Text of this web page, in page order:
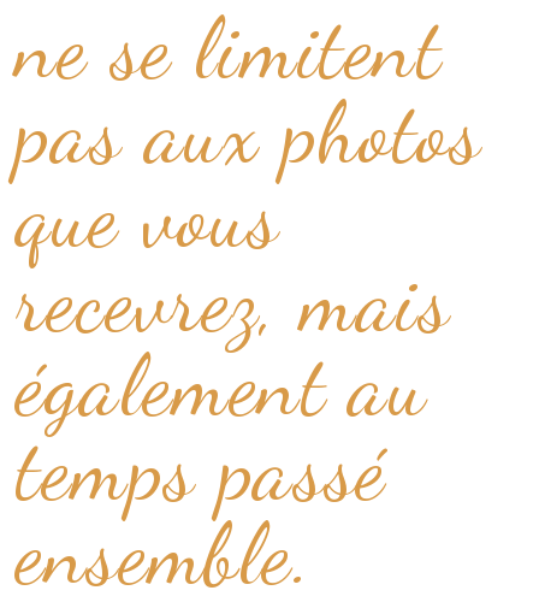
ne se limitent
pas aux photos
que vous
recevrez, mais
également au
temps passé
ensemble.